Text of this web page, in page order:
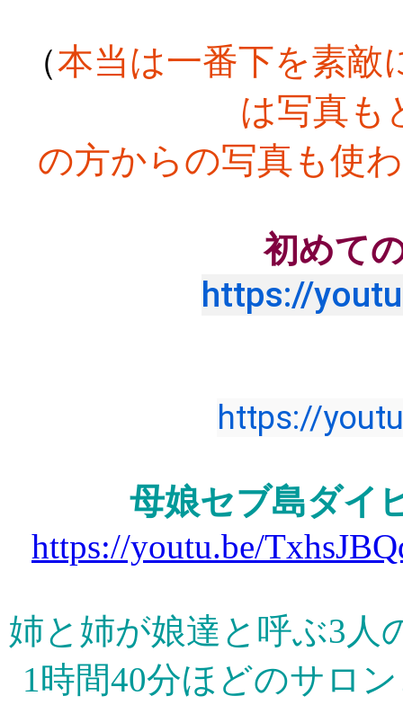
（本当は一番下を素敵
は写真も
の方からの写真も使
初めて
https://
https://
母娘セブ島ダイ
https://youtu.be/
姉と姉が娘達と呼ぶ3人
1時間40分ほどのサロ